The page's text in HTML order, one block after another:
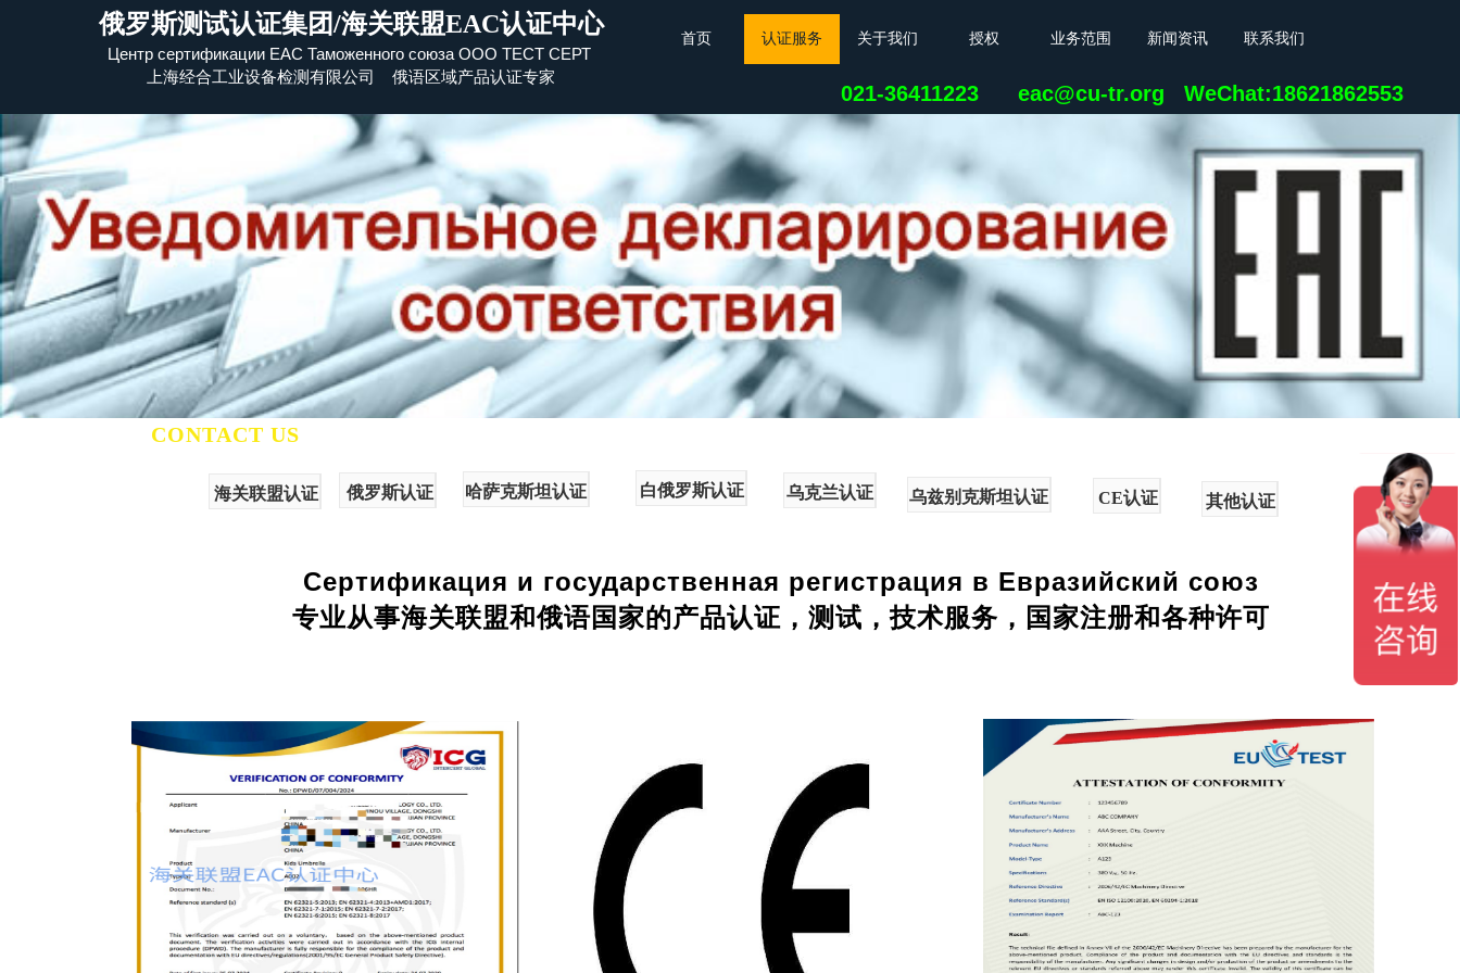
CONTACT US
白俄罗斯认证
哈萨克斯坦认证
俄罗斯认证 乌克兰认证
海关联盟认证 乌兹别克斯坦认证 CE认证 其他认证
Сертификация и государственная регистрация в Евразийский союз
专业从事海关联盟和俄语国家的产品认证 ，测试，技术服务，国家注册和各种许可
首页 认证服务 关于我们 授权 业务范围 新闻资讯 联系我们
俄罗斯测试认证集团/海关联盟EAC认证中心
Центр сертификации EAC Таможенного союза ​ООО ТЕСТ СЕРТ
上海经合工业设备检测有限公司 俄语区域产品认证专家
021-36411223 eac@cu-tr.org WeChat:18621862553